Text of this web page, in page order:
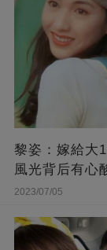
黎姿：嫁給大
風光背后有心
2023/07/05